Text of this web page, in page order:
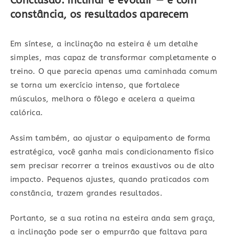
constância, os resultados aparecem
Em síntese, a inclinação na esteira é um detalhe
simples, mas capaz de transformar completamente o
treino. O que parecia apenas uma caminhada comum
se torna um exercício intenso, que fortalece
músculos, melhora o fôlego e acelera a queima
calórica.
Assim também, ao ajustar o equipamento de forma
estratégica, você ganha mais condicionamento físico
sem precisar recorrer a treinos exaustivos ou de alto
impacto. Pequenos ajustes, quando praticados com
constância, trazem grandes resultados.
Portanto, se a sua rotina na esteira anda sem graça,
a inclinação pode ser o empurrão que faltava para